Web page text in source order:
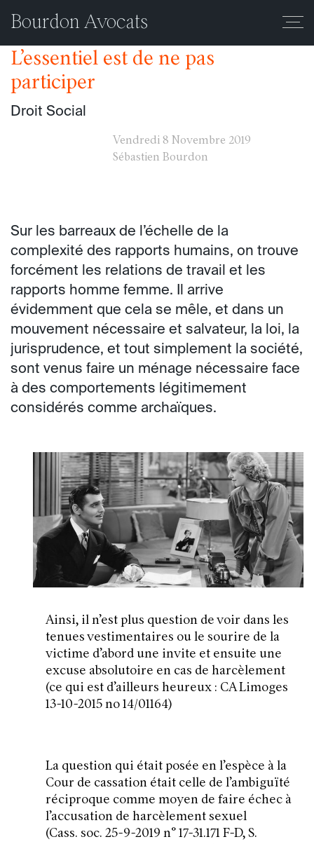
Bourdon Avocats
Mois :novembre 2019
L’essentiel est de ne pas
participer
Droit Social
Vendredi 8 Novembre 2019
Sébastien Bourdon
Sur les barreaux de l’échelle de la
complexité des rapports humains, on trouve
forcément les relations de travail et les
rapports homme femme. Il arrive
évidemment que cela se mêle, et dans un
mouvement nécessaire et salvateur, la loi, la
jurisprudence, et tout simplement la société,
sont venus faire un ménage nécessaire face
à des comportements légitimement
considérés comme archaïques.
Ainsi, il n’est plus question de voir dans les
tenues vestimentaires ou le sourire de la
victime d’abord une invite et ensuite une
excuse absolutoire en cas de harcèlement
(ce qui est d’ailleurs heureux : CA Limoges
13-10-2015 no 14/01164)
La question qui était posée en l’espèce à la
Cour de cassation était celle de l’ambiguïté
réciproque comme moyen de faire échec à
l’accusation de harcèlement sexuel
(Cass. soc. 25-9-2019 n° 17-31.171 F-D, S.